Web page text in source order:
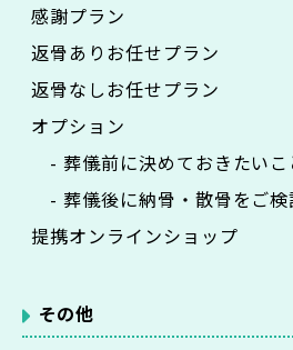
感謝プラン
返骨ありお任せプラン
返骨なしお任せプラン
オプション
- 葬儀前に決めておきたいこ
- 葬儀後に納骨・散骨をご検
提携オンラインショップ
その他